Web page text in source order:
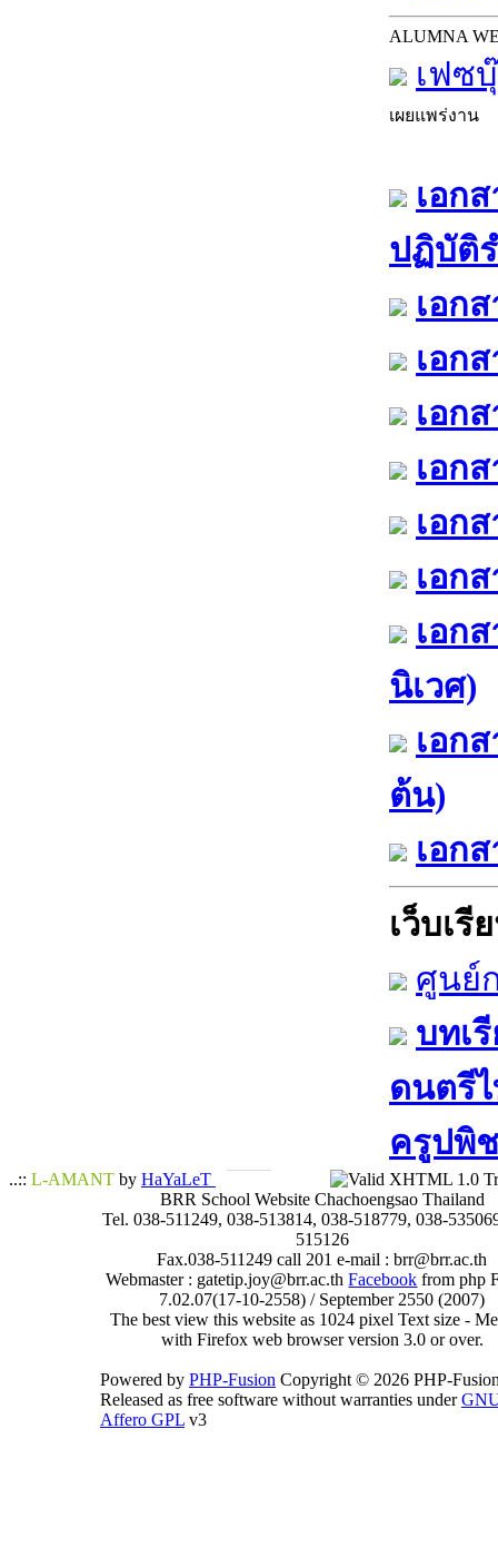
ALUMNA
เฟซ
เผยแพร่งาน
เอก
ปฏิบัติ
เอก
เอก
เอก
เอก
เอก
เอก
เอก
นิเวศ)
เอก
ต้น)
เอก
เว็บเรี
ศูนย์
บทเ
ดนตรี
ครูปพิ
..:: L-AMANT by HaYaLeT
BRR School Website Chachoengsao Thailand
Tel. 038-511249, 038-513814, 038-518779, 038-
515126
Fax.038-511249 call 201 e-mail : brr@brr.ac.th
Webmaster : gatetip.joy@brr.ac.thFacebook from php
7.02.07(17-10-2558) / September 2550 (2007)
The best view this website as 1024 pixel Text size -
with Firefox web browser version 3.0 or over.
Powered by PHP-Fusion Copyright © 2026 PHP-
Released as free software without warranties under
Affero GPL v3